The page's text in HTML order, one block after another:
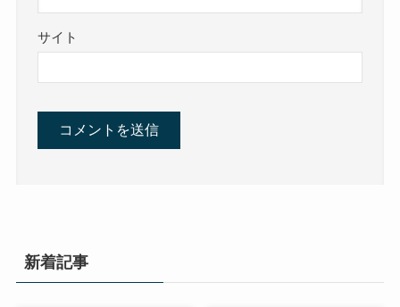
サイト
新着記事